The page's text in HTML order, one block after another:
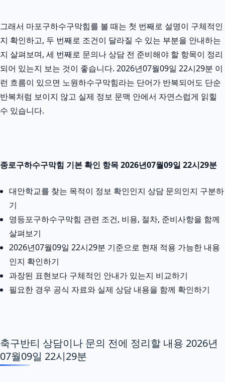
그래서 마포구하수구막힘를 볼 때는 첫 번째로 설명이 구체적인
지 확인하고, 두 번째로 조건이 달라질 수 있는 부분을 안내하는
지 살펴보며, 세 번째로 문의나 상담 전 준비해야 할 항목이 정리
되어 있는지 보는 것이 좋습니다. 2026년07월09일 22시29분 이
런 흐름이 있으면 노원하수구막힘라는 단어가 반복되어도 단순
반복처럼 보이지 않고 실제 정보 문맥 안에서 자연스럽게 읽힐
수 있습니다.
종로구하수구막힘 기본 확인 항목 2026년07월09일 22시29분
대안학교를 찾는 목적이 정보 확인인지 상담 문의인지 구분하
기
영등포구하수구막힘 관련 조건, 비용, 절차, 준비사항을 함께
살펴보기
2026년07월09일 22시29분 기준으로 현재 적용 가능한 내용
인지 확인하기
과장된 표현보다 구체적인 안내가 있는지 비교하기
필요한 경우 공식 자료와 실제 상담 내용을 함께 확인하기
축구반티 상담이나 문의 전에 정리할 내용 2026년
07월09일 22시29분